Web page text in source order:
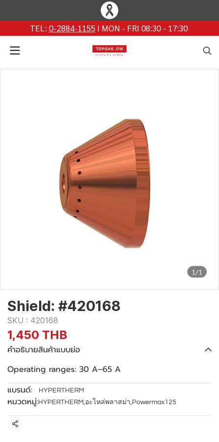
TEL: 0-2884-1155I MON - FRI 08:30 - 17:30
1/1
Shield: #420168
SKU : 420168
1,450 THB
คำอธิบายสินค้าแบบย่อ
Operating ranges: 30 A–65 A
แบรนด์:
HYPERTHERM
หมวดหมู่:HYPERTHERM,อะไหล่พลาสม่า, Powermax125
แชร์